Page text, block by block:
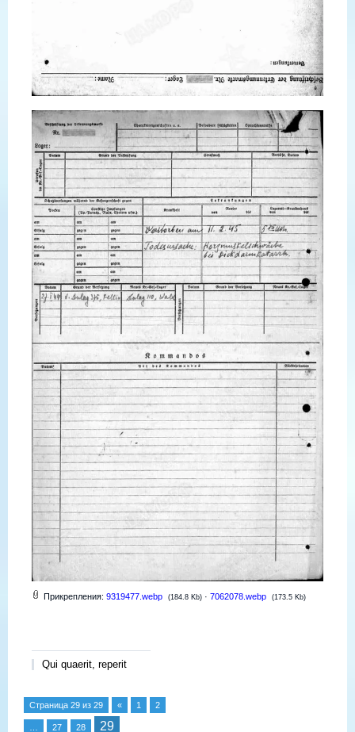
Прикрепления: 9319477.webp (184.8 Kb) · 7062078.webp (173.5 Kb)
Qui quaerit, reperit
Страница 29 из 29 « 1 2
27 28 29